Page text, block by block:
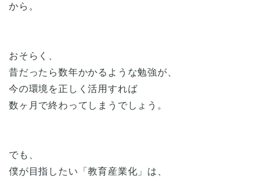
から。
おそらく、
昔だったら数年かかるような勉強が、
今の環境を正しく活用すれば
数ヶ月で終わってしまうでしょう。
でも、
僕が目指したい「教育産業化」は、